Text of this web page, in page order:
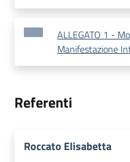
ALLEGATO 1 -
Manifestazione
Referenti
Roccato Elisabetta